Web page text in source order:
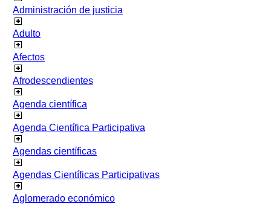
Administración de justicia
Adulto
Afectos
Afrodescendientes
Agenda científica
Agenda Científica Participativa
Agendas científicas
Agendas Científicas Participativas
Aglomerado económico